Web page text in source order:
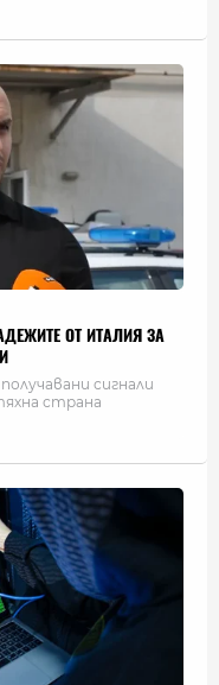
ОТ ИТАЛИЯ ЗА
сигнали
страна